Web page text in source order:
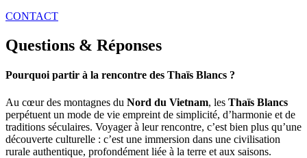
CONTACT
Questions & Réponses
Pourquoi partir à la rencontre des Thaïs Blancs ?
Au cœur des montagnes du Nord du Vietnam, les Thaïs Blancs
perpétuent un mode de vie empreint de simplicité, d’harmonie et de
traditions séculaires. Voyager à leur rencontre, c’est bien plus qu’une
découverte culturelle : c’est une immersion dans une civilisation
rurale authentique, profondément liée à la terre et aux saisons.